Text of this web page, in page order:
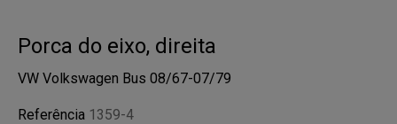
Porca do eixo, direita
VW Volkswagen Bus 08/67-07/79
Referência 1359-4